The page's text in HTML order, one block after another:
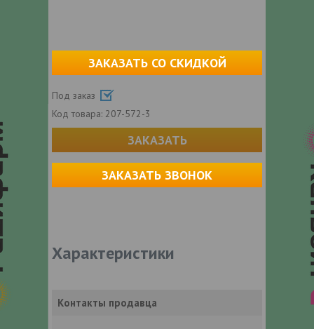
ЗАКАЗАТЬ СО СКИДКОЙ
Под заказ
Код товара: 207-572-3
ЗАКАЗАТЬ
ЗАКАЗАТЬ ЗВОНОК
Характеристики
Контакты продавца